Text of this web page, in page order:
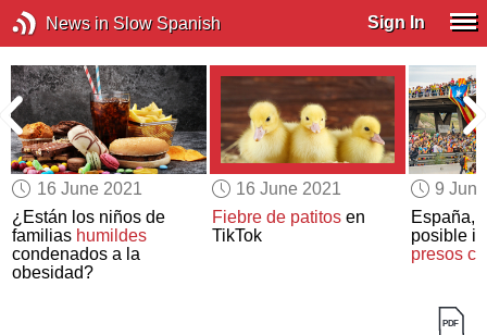
News in Slow Spanish Sign In
16 June 2021
¿Están los niños de
familias humildes
condenados a la
obesidad?
16 June 2021
Fiebre de patitosen
TikTok
9
España,
posible
presos